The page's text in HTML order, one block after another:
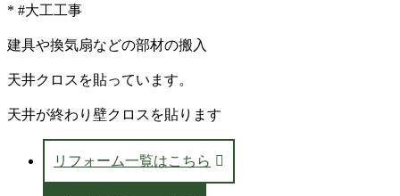
* #大工工事
建具や換気扇などの部材の搬入
天井クロスを貼っています。
天井が終わり壁クロスを貼ります
リフォーム一覧はこちら